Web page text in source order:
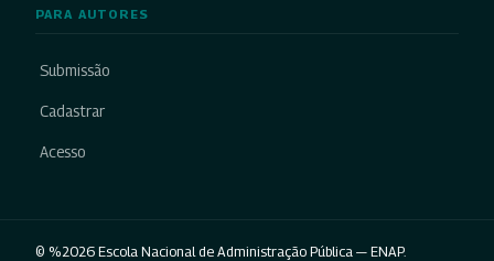
PARA AUTORES
Submissão
Cadastrar
Acesso
© %2026 Escola Nacional de Administração Pública — ENAP.